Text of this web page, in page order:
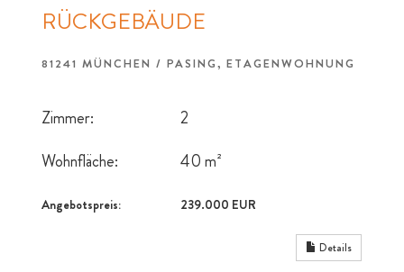
RÜCKGEBÄUDE
81241 MÜNCHEN / PASING, ETAGENWOHNUNG
Zimmer:
2
Wohnfläche:
40 m²
Angebotspreis: 239.000 EUR
Details